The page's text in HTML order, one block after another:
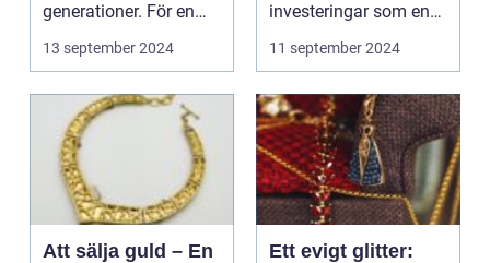
generationer. För en
del ä...
13 september 2024
investeringar som en
småföreta...
11 september 2024
Att sälja guld – En
Ett evigt glitter: